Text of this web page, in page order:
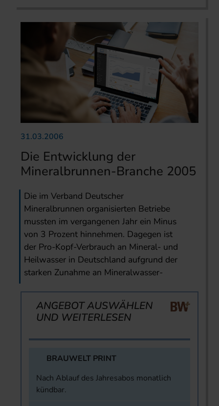
31.03.2006
Die Entwicklung der
Mineralbrunnen-Branche 2005
Die im Verband Deutscher
Mineralbrunnen organisierten Betriebe
mussten im vergangenen Jahr ein Minus
von 3 Prozent hinnehmen. Dagegen ist
der Pro-Kopf-Verbrauch an Mineral- und
Heilwasser in Deutschland aufgrund der
starken Zunahme an Mineralwasser-
ANGEBOT AUSWÄHLEN
UND WEITERLESEN
BRAUWELT PRINT
Nach Ablauf des Jahresabos monatlich
kündbar.